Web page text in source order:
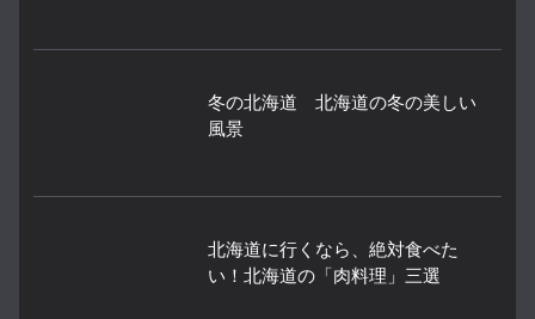
冬の北海道 北海道の冬の美しい
風景
北海道に行くなら、絶対食べた
い！北海道の「肉料理」三選